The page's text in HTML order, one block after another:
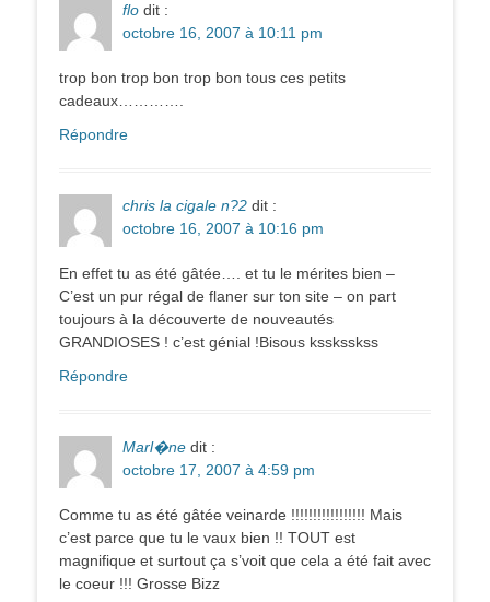
flo dit :
octobre 16, 2007 à 10:11 pm
trop bon trop bon trop bon tous ces petits
cadeaux………….
Répondre
chris la cigale n?2 dit :
octobre 16, 2007 à 10:16 pm
En effet tu as été gâtée…. et tu le mérites bien –
C’est un pur régal de flaner sur ton site – on part
toujours à la découverte de nouveautés
GRANDIOSES ! c’est génial !Bisous kssksskss
Répondre
Marl�ne dit :
octobre 17, 2007 à 4:59 pm
Comme tu as été gâtée veinarde !!!!!!!!!!!!!!!!! Mais
c’est parce que tu le vaux bien !! TOUT est
magnifique et surtout ça s’voit que cela a été fait avec
le coeur !!! Grosse Bizz